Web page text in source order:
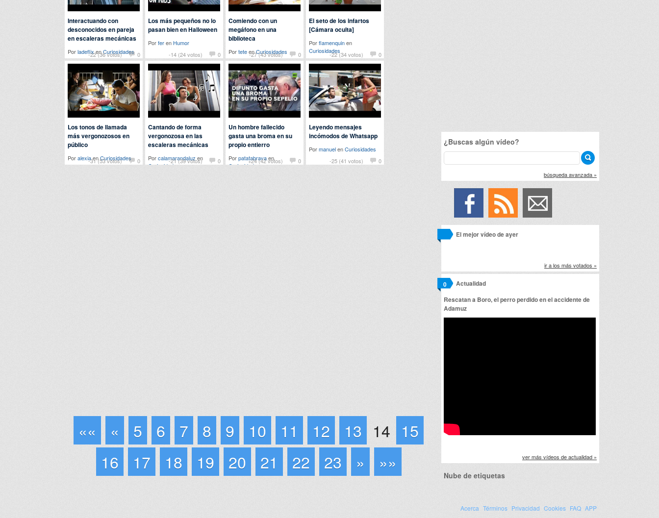
-22 (36 votos) 0
Interactuando con
desconocidos en pareja
en escaleras mecánicas
PorladeflixenCuriosidades -14 (24 votos) 0
Los más pequeños no lo
pasan bien en Halloween
Porferen Humor
-27 (43 votos)
0
Comiendo con un
megáfono en una
biblioteca
PorteteenCuriosidades -22 (34 votos) 0
El seto de los infartos
[Cámara oculta]
Porflamenquinen
Curiosidades
-31 (53 votos) 0
Los tonos de llamada
más vergonozosos en
público
PoralexiaenCuriosidades -21 (39 votos) 0
Cantando de forma
vergonozosa en las
escaleras mecánicas
Porcalamarandaluz en
Curiosidades
+24 (42 votos) 0
Un hombre fallecido
gasta una broma en su
propio entierro
Porpatatabravaen
Curiosidades
-25 (41 votos) 0
Leyendo mensajes
incómodos de Whatsapp
PormanuelenCuriosidades
«« « 5 6 7 8 9 10 11 12 13 14 15
16
17 18 19 20 21 22 23 » »»
¿Buscas algún vídeo?
búsqueda avanzada »
El mejor vídeo de ayer
ir a los más votados »
Actualidad
0
Rescatan a Boro, el perro perdido en el accidente de
Adamuz
ver más vídeos de actualidad »
Nube de etiquetas
Acerca Términos Privacidad Cookies FAQ APP